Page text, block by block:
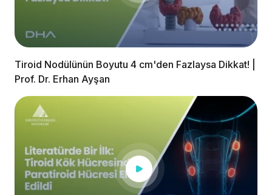
Tiroid Nodülünün Boyutu 4 cm'den Fazlaysa Dikkat! |
Prof. Dr. Erhan Ayşan